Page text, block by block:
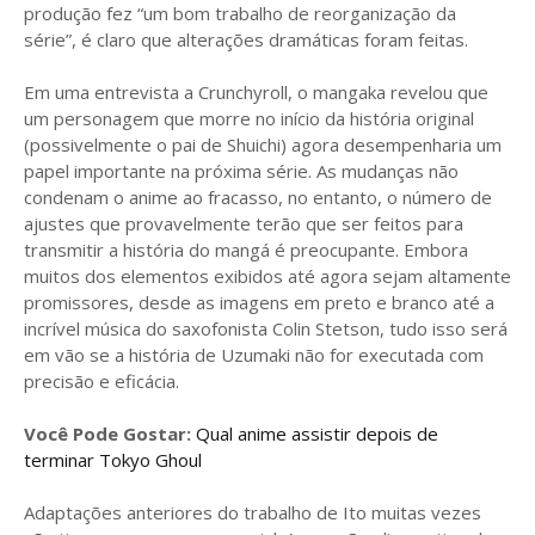
produção fez “um bom trabalho de reorganização da
série”, é claro que alterações dramáticas foram feitas.
Em uma entrevista a Crunchyroll, o mangaka revelou que
um personagem que morre no início da história original
(possivelmente o pai de Shuichi) agora desempenharia um
papel importante na próxima série. As mudanças não
condenam o anime ao fracasso, no entanto, o número de
ajustes que provavelmente terão que ser feitos para
transmitir a história do mangá é preocupante. Embora
muitos dos elementos exibidos até agora sejam altamente
promissores, desde as imagens em preto e branco até a
incrível música do saxofonista Colin Stetson, tudo isso será
em vão se a história de Uzumaki não for executada com
precisão e eficácia.
Você Pode Gostar: Qual anime assistir depois de
terminar Tokyo Ghoul
Adaptações anteriores do trabalho de Ito muitas vezes